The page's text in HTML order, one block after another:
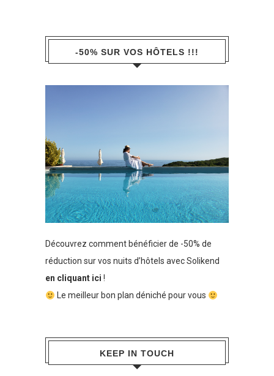
-50% SUR VOS HÔTELS !!!
Découvrez comment bénéficier de -50% de
réduction sur vos nuits d’hôtels avec Solikend
en cliquant ici !
Le meilleur bon plan déniché pour vous
KEEP IN TOUCH